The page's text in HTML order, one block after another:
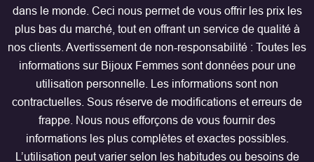
dans le monde. Ceci nous permet de vous offrir les prix les
plus bas du marché, tout en offrant un service de qualité à
nos clients. Avertissement de non-responsabilité : Toutes les
informations sur Bijoux Femmes sont données pour une
utilisation personnelle. Les informations sont non
contractuelles. Sous réserve de modifications et erreurs de
frappe. Nous nous efforçons de vous fournir des
informations les plus complètes et exactes possibles.
L’utilisation peut varier selon les habitudes ou besoins de